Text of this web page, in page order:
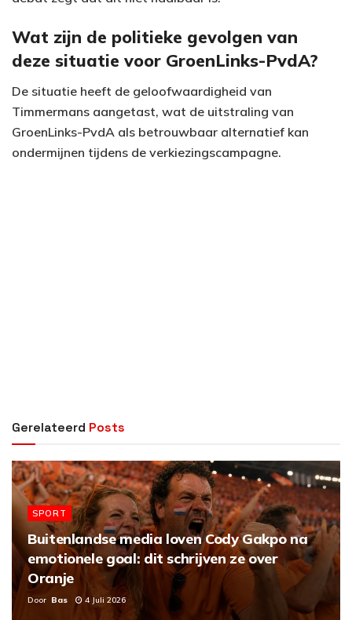
Wat zijn de politieke gevolgen van
deze situatie voor GroenLinks-PvdA?
De situatie heeft de geloofwaardigheid van
Timmermans aangetast, wat de uitstraling van
GroenLinks-PvdA als betrouwbaar alternatief kan
ondermijnen tijdens de verkiezingscampagne.
Gerelateerd Posts
SPORT
Buitenlandse media loven Cody Gakpo na
emotionele goal: dit schrijven ze over
Oranje
Door Bas 4 Juli 2026